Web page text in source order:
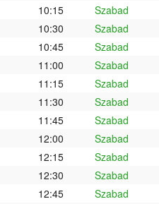
10:15
Szabad
10:30
Szabad
10:45
Szabad
11:00
Szabad
11:15
Szabad
11:30
Szabad
11:45
Szabad
12:00
Szabad
12:15
Szabad
12:30
Szabad
12:45
Szabad